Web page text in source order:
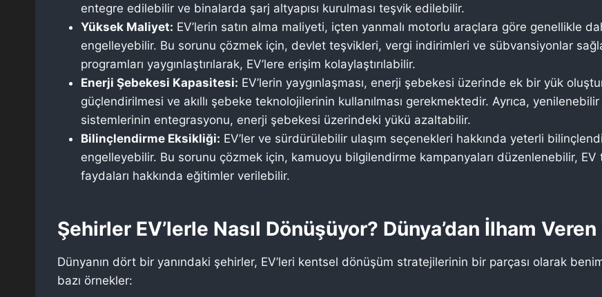
entegre edilebilir ve binalarda şarj altyapısı kurulması teşvik edilebilir.
Yüksek Maliyet: EV’lerin satın alma maliyeti, içten yanmalı motorlu araçlara göre genellikle
engelleyebilir. Bu sorunu çözmek için, devlet teşvikleri, vergi indirimleri ve sübvansiyonlar
programları yaygınlaştırılarak, EV’lere erişim kolaylaştırılabilir.
Enerji Şebekesi Kapasitesi: EV’lerin yaygınlaşması, enerji şebekesi üzerinde ek bir yük
güçlendirilmesi ve akıllı şebeke teknolojilerinin kullanılması gerekmektedir. Ayrıca,
sistemlerinin entegrasyonu, enerji şebekesi üzerindeki yükü azaltabilir.
Bilinçlendirme Eksikliği: EV’ler ve sürdürülebilir ulaşım seçenekleri hakkında yeterli
engelleyebilir. Bu sorunu çözmek için, kamuoyu bilgilendirme kampanyaları düzenlenebilir,
faydaları hakkında eğitimler verilebilir.
Şehirler EV’lerle Nasıl Dönüşüyor? Dünya’dan İlham
Dünyanın dört bir yanındaki şehirler, EV’leri kentsel dönüşüm stratejilerinin bir parçası olarak
bazı örnekler: